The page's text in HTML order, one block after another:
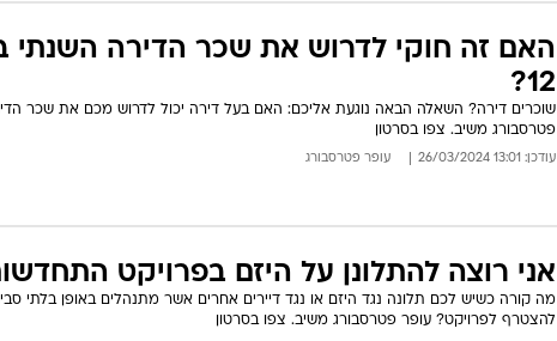
12?
פטרסבורג משיב. צפו בסרטון
עודכן: 13:01 26/03/2024 עופר פטרסבורג
אני רוצה להתלונן על היזם בפרויקט
מה קורה כשיש לכם תלונה נגד היזם או נגד דיירים אחרים אשר מתנהלים באופן בלתי
להצטרף לפרויקט? עופר פטרסבורג משיב. צפו בסרטון